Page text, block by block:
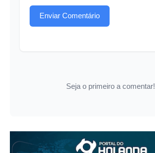
Enviar Comentário
Seja o primeiro a comentar!